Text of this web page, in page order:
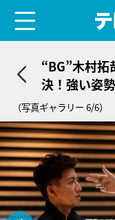
“BG”木村
決！強い姿
（写真ギャラリー 6/6）